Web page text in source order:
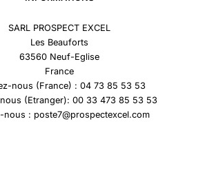
SARL PROSPECT EXCEL
Les Beauforts
63560 Neuf-Eglise
France
nous (France) : 04 73 85 53 53
(Etranger): 00 33 473 85 53 53
nous : poste7@prospectexcel.com